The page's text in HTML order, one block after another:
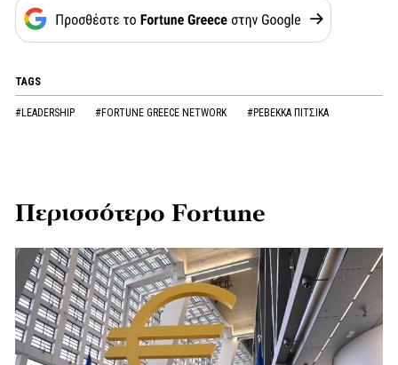
TAGS
#LEADERSHIP #FORTUNE GREECE NETWORK #ΡΕΒΕΚΚΑ ΠΙΤΣΙΚΑ
Περισσότερο Fortune